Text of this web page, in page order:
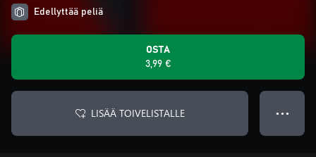
Edellyttää peliä
OSTA
3,99 €
LISÄÄ TOIVELISTALLE ● ● ●